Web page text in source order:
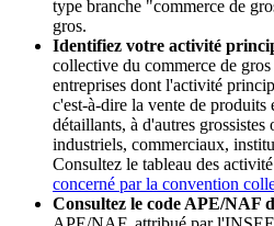
type branche "commerce de
gros.
Identifiez votre activité
collective du commerce de
entreprises dont l'activité
c'est-à-dire la vente de produits
détaillants, à d'autres grossistes
industriels, commerciaux,
Consultez le tableau des
concerné par la convention
Consultez le code APE/NAF